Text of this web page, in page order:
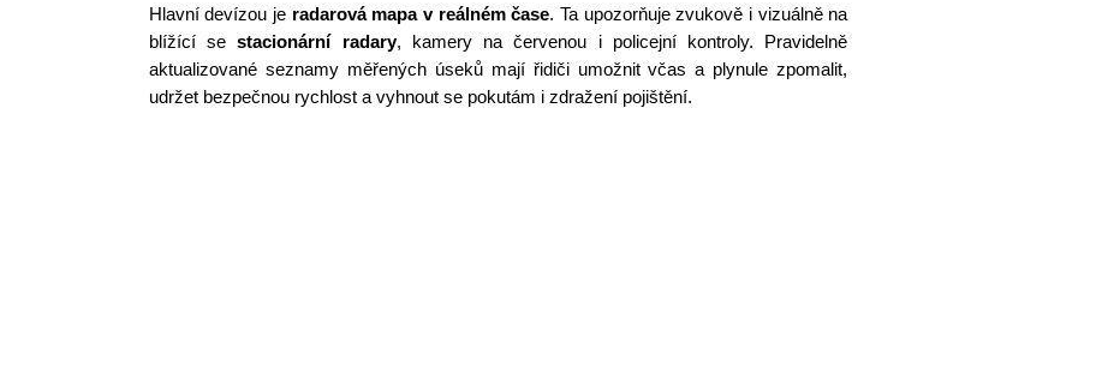
Hlavní devízou je radarová mapa v reálném čase. Ta upozorňuje zvukově i vizuálně na
blížící sestacionární radary, kamery na červenou i policejní kontroly. Pravidelně
aktualizované seznamy měřených úseků mají řidiči umožnit včas a plynule zpomalit,
udržet bezpečnou rychlost a vyhnout se pokutám i zdražení pojištění.